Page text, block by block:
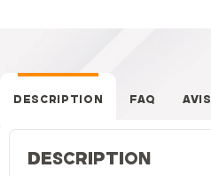
DESCRIPTION FAQ AVIS
DESCRIPTION